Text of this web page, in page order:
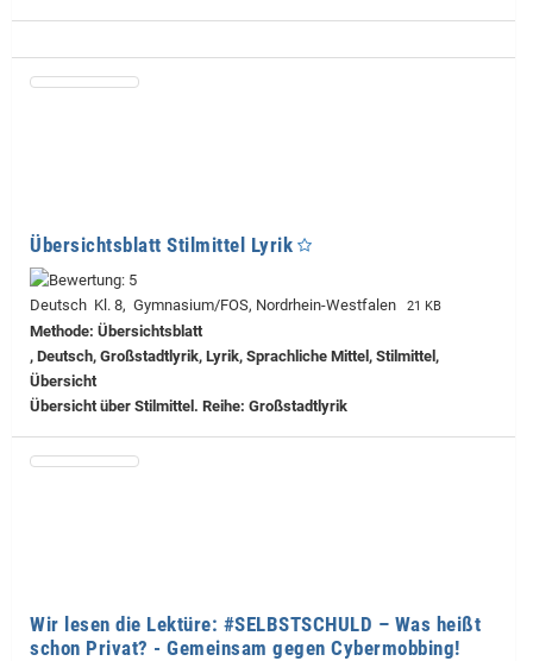
Übersichtsblatt Stilmittel Lyrik
Deutsch Kl. 8, Gymnasium/FOS, Nordrhein-Westfalen 21 KB
Methode: Übersichtsblatt
, Deutsch, Großstadtlyrik, Lyrik, Sprachliche Mittel, Stilmittel,
Übersicht
Übersicht über Stilmittel. Reihe: Großstadtlyrik
Wir lesen die Lektüre: #SELBSTSCHULD – Was heißt
schon Privat? - Gemeinsam gegen Cybermobbing!